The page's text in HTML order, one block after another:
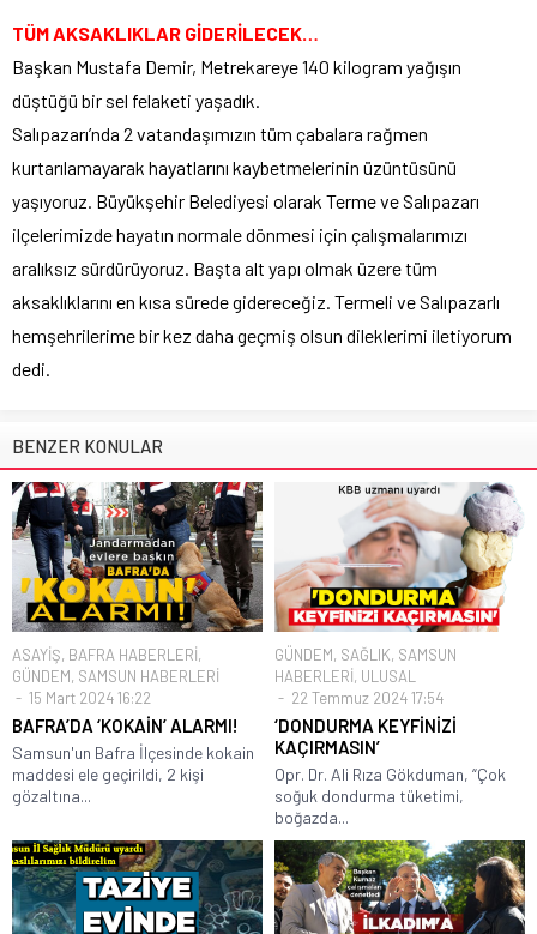
TÜM AKSAKLIKLAR GİDERİLECEK…
Başkan Mustafa Demir, Metrekareye 140 kilogram yağışın
düştüğü bir sel felaketi yaşadık.
Salıpazarı’nda 2 vatandaşımızın tüm çabalara rağmen
kurtarılamayarak hayatlarını kaybetmelerinin üzüntüsünü
yaşıyoruz. Büyükşehir Belediyesi olarak Terme ve Salıpazarı
ilçelerimizde hayatın normale dönmesi için çalışmalarımızı
aralıksız sürdürüyoruz. Başta alt yapı olmak üzere tüm
aksaklıklarını en kısa sürede gidereceğiz. Termeli ve Salıpazarlı
hemşehrilerime bir kez daha geçmiş olsun dileklerimi iletiyorum
dedi.
BENZER KONULAR
ASAYİŞ, BAFRA HABERLERİ,
GÜNDEM, SAMSUN HABERLERİ
15 Mart 2024 16:22
BAFRA’DA ‘KOKAİN’ ALARMI!
Samsun'un Bafra İlçesinde kokain
maddesi ele geçirildi, 2 kişi
gözaltına...
GÜNDEM, SAĞLIK, SAMSUN
HABERLERİ, ULUSAL
22 Temmuz 2024 17:54
‘DONDURMA KEYFİNİZİ
KAÇIRMASIN’
Opr. Dr. Ali Rıza Gökduman, “Çok
soğuk dondurma tüketimi,
boğazda...